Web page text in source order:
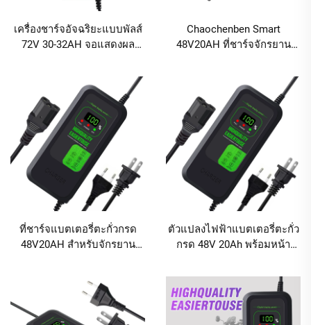
เครื่องชาร์จอัจฉริยะแบบพัลส์
72V 30-32AH จอแสดงผล
แบตเตอรี่ตะกั่วกรด พร้อม
พอร์ต AC และ DC
Chaochenben Smart
48V20AH ที่ชาร์จจักรยาน
ชาร์จเร็ว มีระบบป้องกันการ
ชาร์จเกิน
ที่ชาร์จแบตเตอรี่ตะกั่วกรด
48V20AH สำหรับจักรยาน
ดงผลดิจิทัล
ตัวแปลงไฟฟ้าแบตเตอรี่ตะกั่ว
กรด 48V 20Ah พร้อมหน้า
แบตเตอรี่สกูตเตอร์ไฟฟ้าแบบ
ชาร์จเร็ว